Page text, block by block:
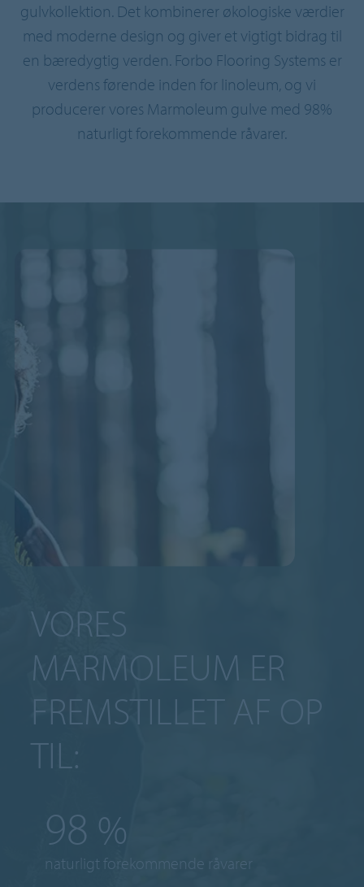
gulvkollektion. Det kombinerer økologiske værdier
med moderne design og giver et vigtigt bidrag til
en bæredygtig verden. Forbo Flooring Systems er
verdens førende inden for linoleum, og vi
producerer vores Marmoleum gulve med 98%
naturligt forekommende råvarer.
VORES
MARMOLEUM ER
FREMSTILLET AF OP
TIL:
98 %
naturligt forekommende råvarer